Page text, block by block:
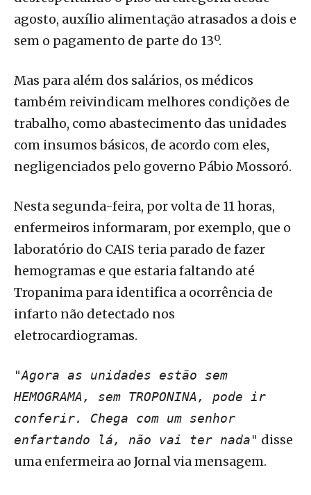
agosto, auxílio alimentação atrasados a dois e
sem o pagamento de parte do 13º.
Mas para além dos salários, os médicos
também reivindicam melhores condições de
trabalho, como abastecimento das unidades
com insumos básicos, de acordo com eles,
negligenciados pelo governo Pábio Mossoró.
Nesta segunda-feira, por volta de 11 horas,
enfermeiros informaram, por exemplo, que o
laboratório do CAIS teria parado de fazer
hemogramas e que estaria faltando até
Tropanima para identifica a ocorrência de
infarto não detectado nos
eletrocardiogramas.
"Agora as unidades estão sem
HEMOGRAMA, sem TROPONINA, pode ir
conferir. Chega com um senhor
enfartando lá, não vai ter nada" disse
uma enfermeira ao Jornal via mensagem.